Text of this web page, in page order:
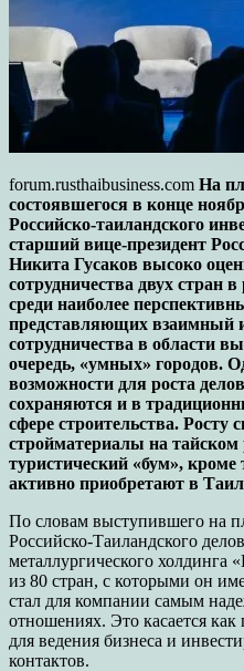
forum.rusthaibusiness.com На
состоявшегося в конце
Российско-таиландского
старший вице-президент
Никита Гусаков высоко
сотрудничества двух стран
среди наиболее
представляющих взаимный
сотрудничества в области
очередь, «умных» городов.
возможности для роста
сохраняются и в
сфере строительства. Росту
стройматериалы на тайском
туристический «бум»,
активно приобретают в
По словам выступившего на
Российско-Таиландского
металлургического
из 80 стран, с которыми он
стал для компании самым
отношениях. Это касается
для ведения бизнеса и
контактов.